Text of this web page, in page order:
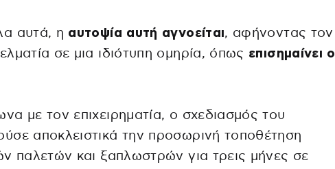
αυτά, η αυτοψία αυτή αγνοείται, αφήνοντας τον
σε μια ιδιότυπη ομηρία, όπως επισημαίνει ο
με τον επιχειρηματία, ο σχεδιασμός του
αποκλειστικά την προσωρινή τοποθέτηση
παλετών και ξαπλωστρών για τρεις μήνες σε